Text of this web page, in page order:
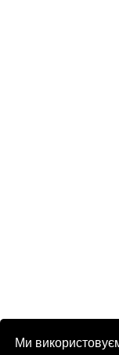
Ми
© Патріоти України 2026